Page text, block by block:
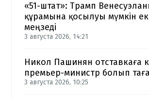
«51-штат»: Трамп
құрамына қосылуы мүмкін
меңзеді
3 августа 2026, 14:21
Никол Пашинян отставкаға
премьер-министр болып
3 августа 2026, 10:25